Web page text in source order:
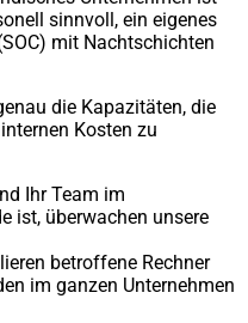
sinnvoll, ein eigenes
mit Nachtschichten
die Kapazitäten, die
Kosten zu
Ihr Team im
ist, überwachen unsere
betroffene Rechner
im ganzen Unternehmen